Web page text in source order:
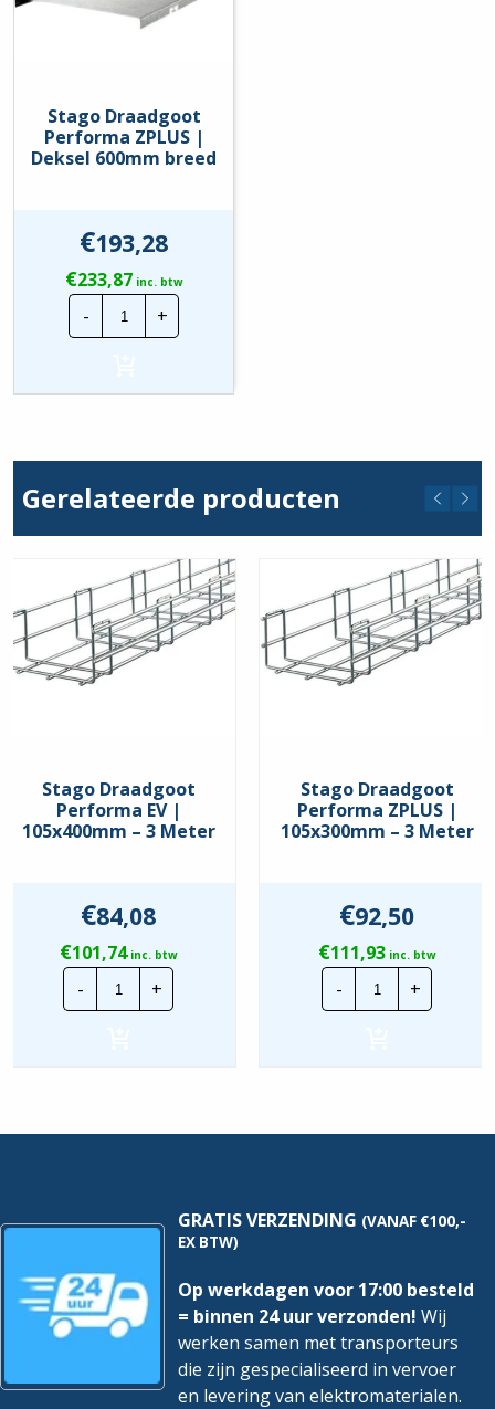
Stago Draadgoot
Performa ZPLUS |
Deksel 600mm breed
€193,28
€233,87inc. btw
-
Stago
Draadgoot
Performa
Deksel
+
Gerelateerde producten
Stago Draadgoot
Performa EV |
105x400mm – 3 Meter
€84,08
€101,74inc. btw
-
Stago
Draadgoot
Performa
hoeveelheid
+
Stago Draadgoot
Performa ZPLUS |
105x300mm – 3 Meter
€92,50
€111,93inc. btw
-
Stago
Draadgoot
Performa
hoeveelheid
+
GRATIS VERZENDING (VANAF €100,-
EX BTW)
Op werkdagen voor 17:00 besteld
= binnen 24 uur verzonden! Wij
werken samen met transporteurs
die zijn gespecialiseerd in vervoer
en levering van elektromaterialen.